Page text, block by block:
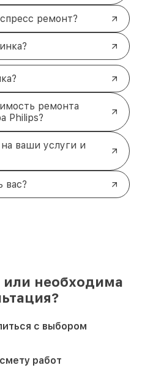
ремонт?
ремонта
Philips?
ваши услуги и
вас?
или необходима
с выбором
работ